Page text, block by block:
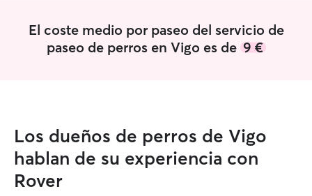
bienestar y la
mascota.
El coste medio por paseo del servicio de
paseo de perros en Vigo es de 9 €
Los dueños de perros de Vigo
hablan de su experiencia con
Rover